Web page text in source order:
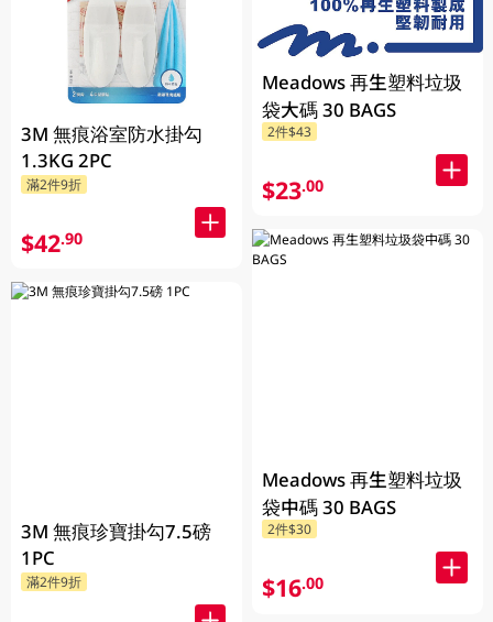
3M 無痕浴室防水掛勾
1.3KG 2PC
滿2件9折
$42.90
3M 無痕珍寶掛勾7.5磅
1PC
滿2件9折
Meadows 再生塑料垃圾
袋大碼 30 BAGS
2件$43
$23.00
Meadows 再生塑料垃圾
袋中碼 30 BAGS
2件$30
$16.00